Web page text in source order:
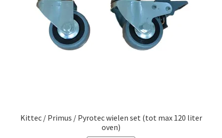
Kittec / Primus / Pyrotec wielen set (tot max 120 liter
oven)